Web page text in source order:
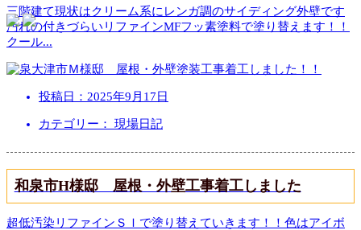
三階建て現状はクリーム系にレンガ調のサイディング外壁です
汚れの付きづらいリファインMFフッ素塗料で塗り替えます！！
クール...
投稿日： 2025年9月17日
カテゴリー： 現場日記
和泉市H様邸 屋根・外壁工事着工しました
超低汚染リファインＳＩで塗り替えていきます！！色はアイボ